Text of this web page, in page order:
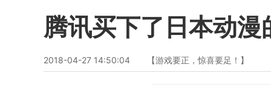
腾讯买下了日本动
2018-04-27 14:50:04 【游戏要正，惊喜要足！】